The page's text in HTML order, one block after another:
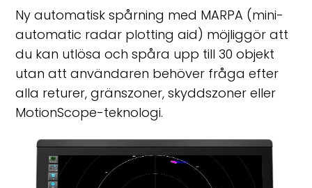
Ny automatisk spårning med MARPA (mini-
automatic radar plotting aid) möjliggör att
du kan utlösa och spåra upp till 30 objekt
utan att användaren behöver fråga efter
alla returer, gränszoner, skyddszoner eller
MotionScope-teknologi.